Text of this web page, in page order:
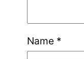
Name *